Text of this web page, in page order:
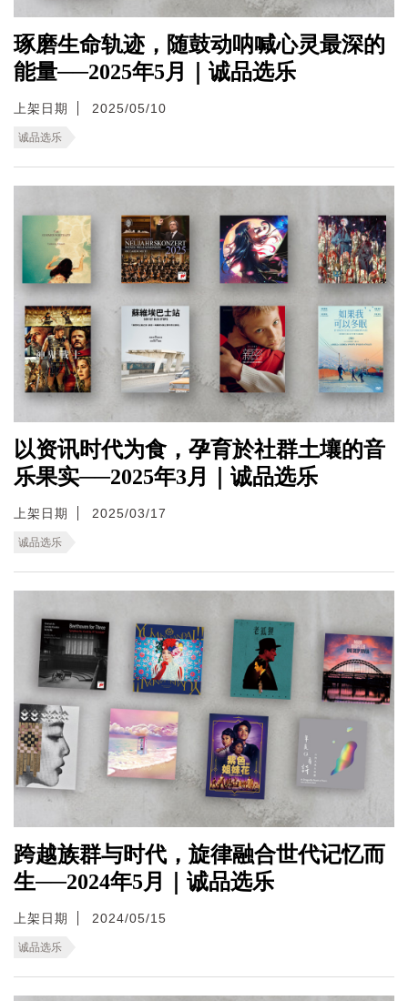
琢磨生命轨迹，随鼓动呐喊心灵最深的
能量──2025年5月｜诚品选乐
上架日期 2025/05/10
诚品选乐
以资讯时代为食，孕育於社群土壤的音
乐果实──2025年3月｜诚品选乐
上架日期 2025/03/17
诚品选乐
跨越族群与时代，旋律融合世代记忆而
生──2024年5月｜诚品选乐
上架日期 2024/05/15
诚品选乐